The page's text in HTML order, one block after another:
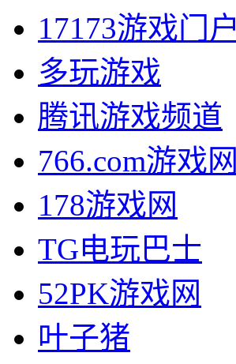
17173游戏门户
多玩游戏
腾讯游戏频道
766.com游戏网
178游戏网
TG电玩巴士
52PK游戏网
叶子猪